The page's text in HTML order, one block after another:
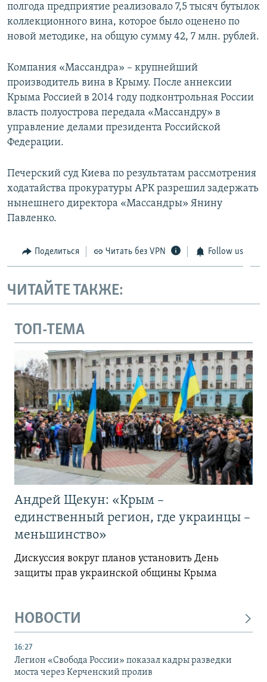
полгода предприятие реализовало 7,5 тысяч бутылок
коллекционного вина, которое было оценено по
новой методике, на общую сумму 42, 7 млн. рублей.
Компания «Массандра» – крупнейший
производитель вина в Крыму. После аннексии
Крыма Россией в 2014 году подконтрольная России
власть полуострова передала «Массандру» в
управление делами президента Российской
Федерации.
Печерский суд Киева по результатам рассмотрения
ходатайства прокуратуры АРК разрешил задержать
нынешнего директора «Массандры» Янину
Павленко.
Поделиться Читать без VPN Follow us
ЧИТАЙТЕ ТАКЖЕ:
ТОП-ТЕМА
Андрей Щекун: «Крым –
единственный регион, где украинцы –
меньшинство»
Дискуссия вокруг планов установить День
защиты прав украинской общины Крыма
НОВОСТИ
16:27
Легион «Свобода России» показал кадры разведки
моста через Керченский пролив